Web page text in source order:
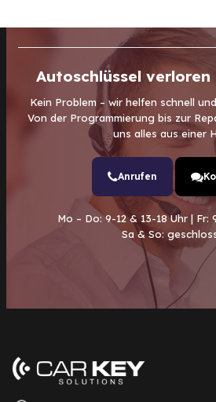
Autoschlüssel
Kein Problem – wir helfen schnell
Von der Programmierung bis zur
uns alles aus einer
Anrufen
Mo – Do: 9-12 & 13-18 Uhr | Fr:
Sa & So: